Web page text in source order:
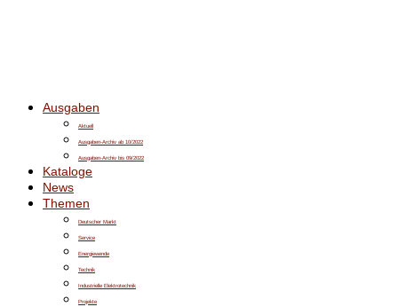
Ausgaben
Aktuell
Ausgaben-Archiv ab 10/2022
Ausgaben-Archiv bis 09/2022
Kataloge
News
Themen
Deutscher Markt
Service
Energiewende
Technik
Industrielle Elektrotechnik
Projekte